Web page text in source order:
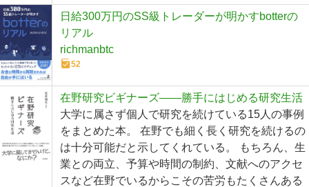
日給300万円のSS級トレーダーが明かすbotterの
リアル
richmanbtc
52
在野研究ビギナーズ――勝手にはじめる研究生活
大学に属さず個人で研究を続けている15人の事例
をまとめた本。 在野でも細く長く研究を続けるの
は十分可能だと示してくれている。 もちろん、生
業との両立、予算や時間の制約、文献へのアクセ
スなど在野でいるからこその苦労もたくさんある